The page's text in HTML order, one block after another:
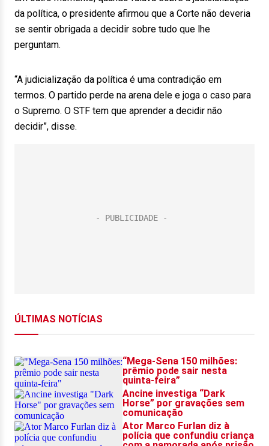
da política, o presidente afirmou que a Corte não deveria
se sentir obrigada a decidir sobre tudo que lhe
perguntam.
“A judicialização da política é uma contradição em
termos. O partido perde na arena dele e joga o caso para
o Supremo. O STF tem que aprender a decidir não
decidir”, disse.